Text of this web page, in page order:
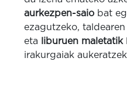
aurkezpen-saio bat
ezagutzeko,
eta
liburuen maletatik
irakurgaiak